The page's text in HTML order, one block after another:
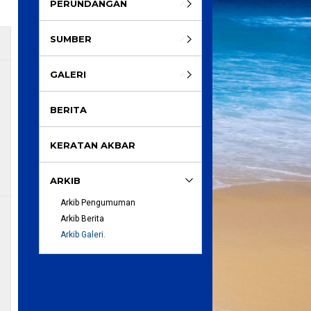
PERUNDANGAN
SUMBER
GALERI
BERITA
KERATAN AKBAR
ARKIB
Arkib Pengumuman
Arkib Berita
Arkib Galeri.